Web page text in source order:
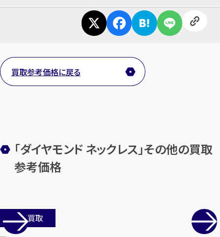
メールで無料相談する
買取参考価格に戻る
「ダイヤモンド ネックレス」その他の買取
参考価格
店舗買取